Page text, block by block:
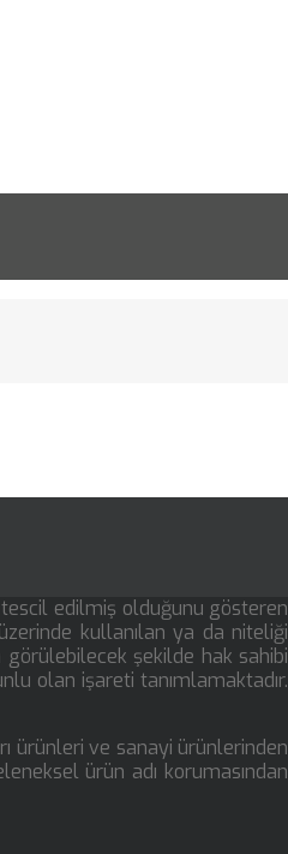
edilmiş olduğunu gösteren
kullanılan ya da niteliği
görülebilecek şekilde hak sahibi
olan işareti tanımlamaktadır.
ürünleri ve sanayi ürünlerinden
ürün adı korumasından